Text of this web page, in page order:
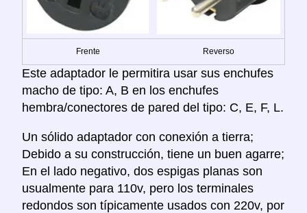
Frente Reverso
Este adaptador le permitira usar sus enchufes
macho de tipo: A, B en los enchufes
hembra/conectores de pared del tipo: C, E, F, L.
Un sólido adaptador con conexión a tierra;
Debido a su construcción, tiene un buen agarre;
En el lado negativo, dos espigas planas son
usualmente para 110v, pero los terminales
redondos son típicamente usados con 220v, por